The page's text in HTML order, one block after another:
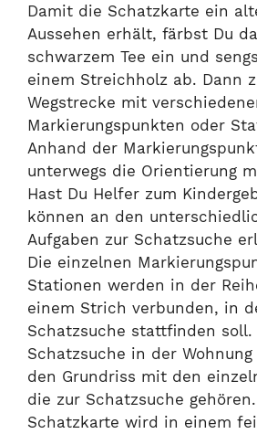
Damit die Schatzkarte ein
Aussehen erhält, färbst Du
schwarzem Tee ein und
einem Streichholz ab. Dann
Wegstrecke mit
Markierungspunkten oder
Anhand der
unterwegs die Orientierung
Hast Du Helfer zum
können an den
Aufgaben zur Schatzsuche
Die einzelnen
Stationen werden in der
einem Strich verbunden, in
Schatzsuche stattfinden soll.
Schatzsuche in der
den Grundriss mit den
die zur Schatzsuche
Schatzkarte wird in einem